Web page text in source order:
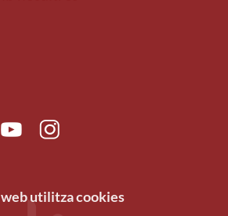
YoutubeInstagram
utilitza cookies